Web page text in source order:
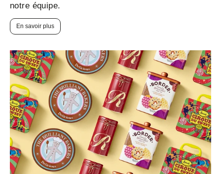
notre équipe.
En savoir plus